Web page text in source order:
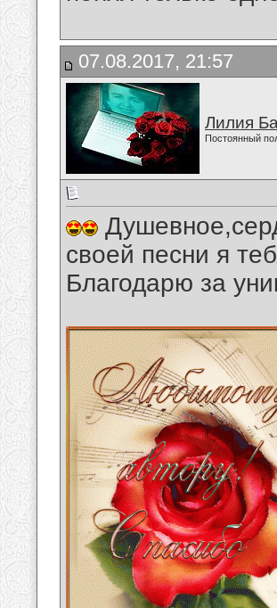
07.08.2017, 21:57
Лилия
Постоянный
своей песни я
Благодарю за